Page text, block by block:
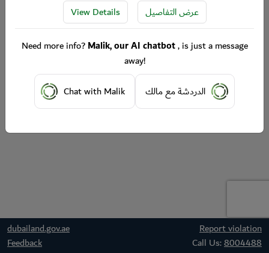
dubailand.gov.ae
Report violation
Feedback
Call Us:8004488
View Details
عرض التفاصيل
Need more info?Malik, our AI chatbot, is just a message
away!
Chat with Malik
الدردشة مع مالك